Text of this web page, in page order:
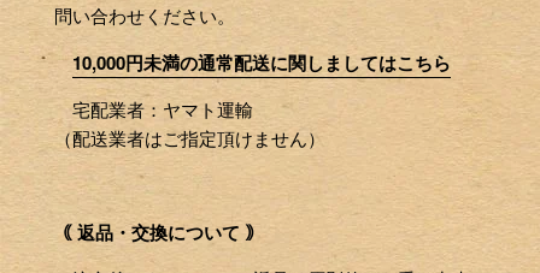
問い合わせください。
10,000円未満の通常配送に関しましてはこちら
宅配業者：ヤマト運輸
（配送業者はご指定頂けません）
｟ 返品・交換について ｠